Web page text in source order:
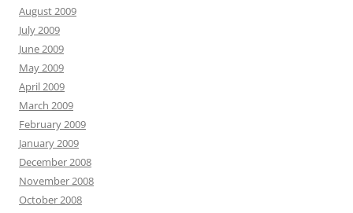
August 2009
July 2009
June 2009
May 2009
April 2009
March 2009
February 2009
January 2009
December 2008
November 2008
October 2008